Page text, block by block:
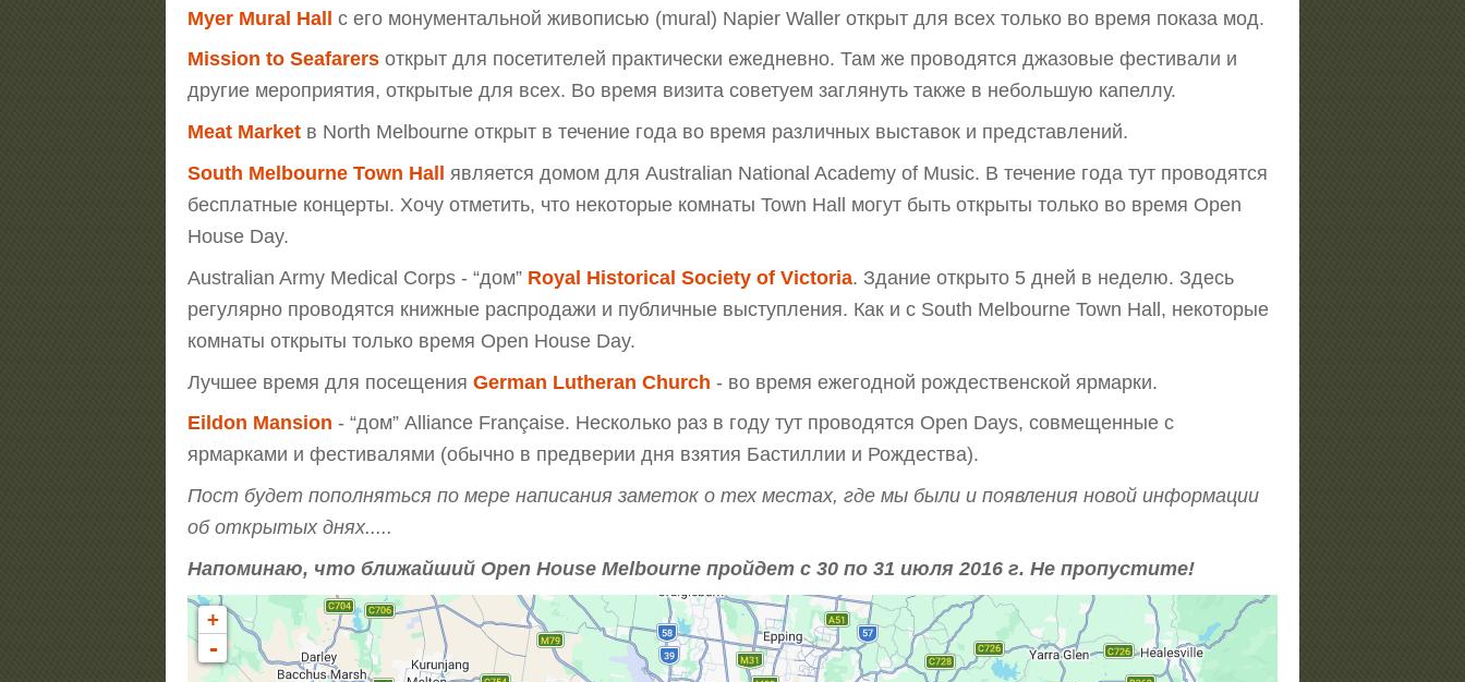
Myer Mural Hall с его монументальной живописью (mural) Napier Waller открыт для всех только во время показа мод.
Mission to Seafarers открыт для посетителей практически ежедневно. Там же проводятся джазовые фестивали и
другие мероприятия, открытые для всех. Во время визита советуем заглянуть также в небольшую капеллу.
Meat Market в North Melbourne открыт в течение года во время различных выставок и представлений.
South Melbourne Town Hall является домом для Australian National Academy of Music. В течение года тут проводятся
бесплатные концерты. Хочу отметить, что некоторые комнаты Town Hall могут быть открыты только во время Open
House Day.
Australian Army Medical Corps - “дом” Royal Historical Society of Victoria. Здание открыто 5 дней в неделю. Здесь
регулярно проводятся книжные распродажи и публичные выступления. Как и с South Melbourne Town Hall, некоторые
комнаты открыты только время Open House Day.
Лучшее время для посещения German Lutheran Church - во время ежегодной рождественской ярмарки.
Eildon Mansion - “дом” Alliance Française. Несколько раз в году тут проводятся Open Days, совмещенные с
ярмарками и фестивалями (обычно в предверии дня взятия Бастиллии и Рождества).
Пост будет пополняться по мере написания заметок о тех местах, где мы были и появления новой информации
об открытых днях.....
Напоминаю, что ближайший Open House Melbourne пройдет с 30 по 31 июля 2016 г. Не пропустите!
+
-